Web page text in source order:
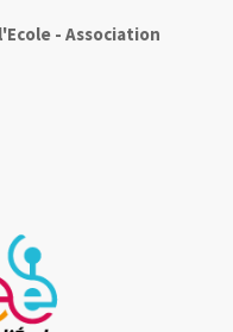
- Association